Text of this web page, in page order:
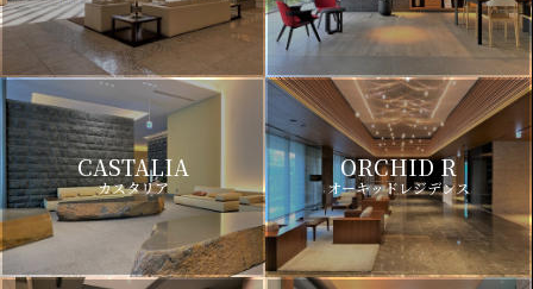
CASTALIA
カスタリア
ORCHID R
オーキッドレジデンス